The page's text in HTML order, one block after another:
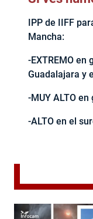
IPP de IIFF
Mancha:
-EXTREMO en
Guadalajara y
-MUY ALTO
-ALTO en el